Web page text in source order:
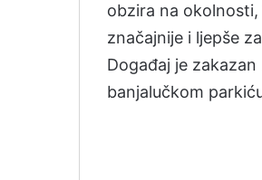
obzira na
značajnije i ljepše
Događaj je
banjalučkom